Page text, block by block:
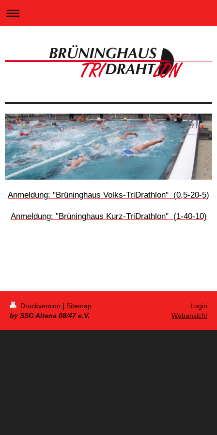
Anmeldung: "Brüninghaus Volks-TriDrathlon" (0,5-20-5)
Anmeldung: "Brüninghaus Kurz-TriDrathlon" (1-40-10)
Druckversion | Sitemap
by SSG Altena 08/47 e.V.
Login
Webansicht